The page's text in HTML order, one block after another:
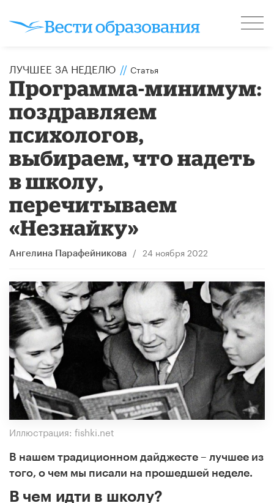
ЛУЧШЕЕ ЗА НЕДЕЛЮ // Статья
Программа-минимум:
поздравляем
психологов,
выбираем, что надеть
в школу,
перечитываем
«Незнайку»
Ангелина Парафейникова / 24 ноября 2022
Иллюстрация: fishki.net
В нашем традиционном дайджесте – лучшее из
того, о чем мы писали на прошедшей неделе.
В чем идти в школу?